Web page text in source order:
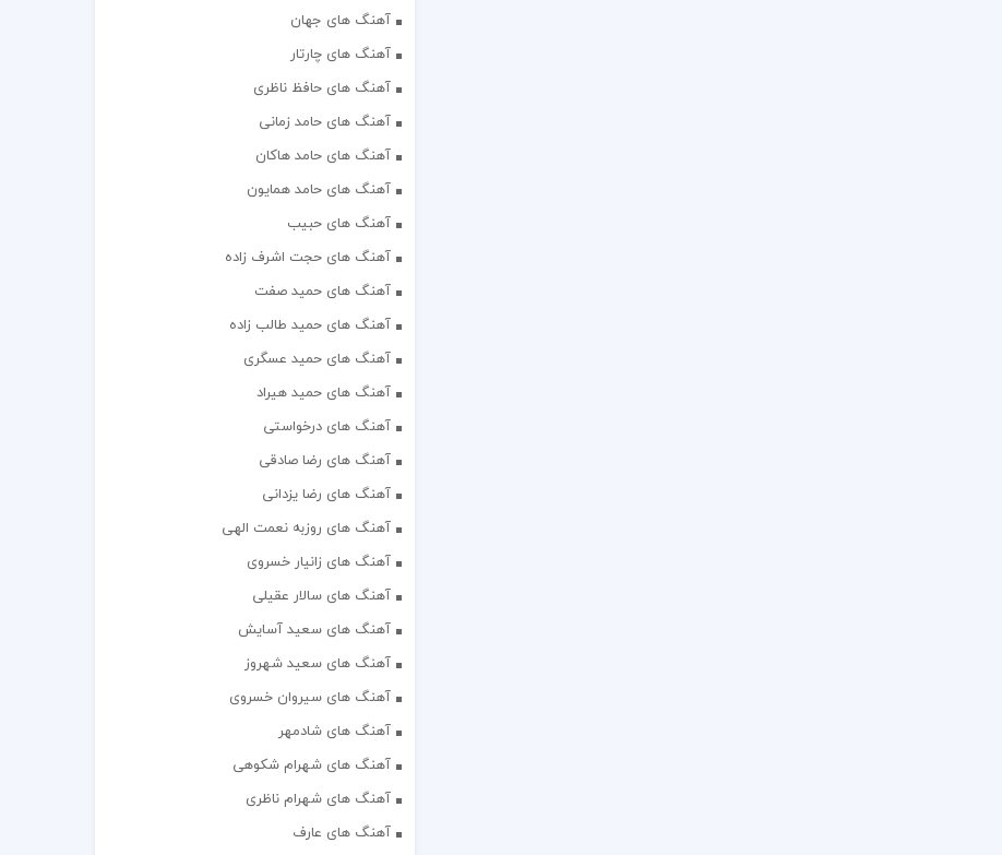
آهنگ های جهان
آهنگ های چارتار
آهنگ های حافظ ناظری
آهنگ های حامد زمانی
آهنگ های حامد هاکان
آهنگ های حامد همایون
آهنگ های حبیب
آهنگ های حجت اشرف زاده
آهنگ های حمید صفت
آهنگ های حمید طالب زاده
آهنگ های حمید عسگری
آهنگ های حمید هیراد
آهنگ های درخواستی
آهنگ های رضا صادقی
آهنگ های رضا یزدانی
آهنگ های روزبه نعمت الهی
آهنگ های زانیار خسروی
آهنگ های سالار عقیلی
آهنگ های سعید آسایش
آهنگ های سعید شهروز
آهنگ های سیروان خسروی
آهنگ های شادمهر
آهنگ های شهرام شکوهی
آهنگ های شهرام ناظری
آهنگ های عارف